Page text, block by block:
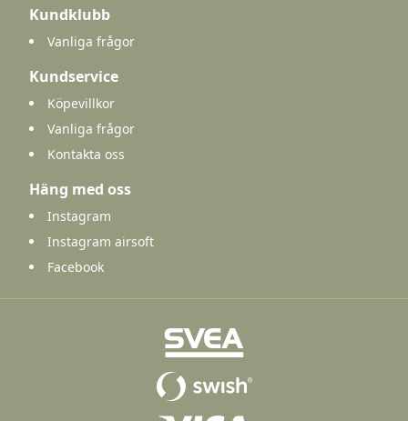
Kundklubb
Vanliga frågor
Kundservice
Köpevillkor
Vanliga frågor
Kontakta oss
Häng med oss
Instagram
Instagram airsoft
Facebook